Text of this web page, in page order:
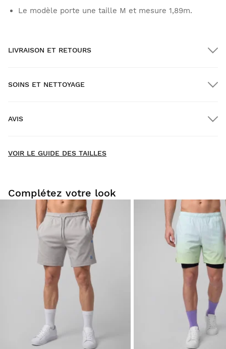
Le modèle porte une taille M et mesure 1,89m.
LIVRAISON ET RETOURS
Essayez nos produits dans le confort de votre chez-vous.
Vous avez 30 jours à partir de la date de livraison pour
envoyer un retour.
Vous pouvez facilement retourner un produit de votre
commande depuis votre compte utilisateur.
Remboursement à votre moyen de
À partir de$9.95
SOINS ET NETTOYAGE
AVIS
VOIR LE GUIDE DES TAILLES
Complétez votre look